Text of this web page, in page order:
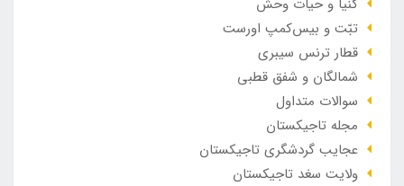
کنیا و حیات وحش
تبّت و بیس‌کمپ اورست
قطار ترنس سیبری
شمالگان و شفق قطبی
سوالات متداول
مجله تاجیکستان
عجایب گردشگری تاجیکستان
ولایت سغد تاجیکستان